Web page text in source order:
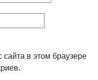
в этом браузере